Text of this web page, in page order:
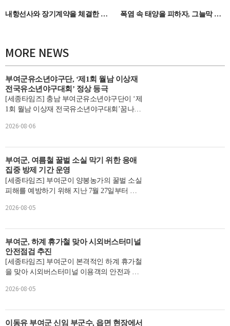
내항선사와 장기계약을 체결한 우수 화주님의 세액을 공제해 드립니다 폭염 속 태양을 피하자, 그늘막 설치 확대
MORE NEWS
부여군유소년야구단, ‘제1회 월남 이상재
전국유소년야구대회’ 정상 등극
[세종타임즈] 충남 부여군유소년야구단이 ‘제
1회 월남 이상재 전국유소년야구대회’꿈나무
극했다.이번 대...
2026-08-06
부여군, 여름철 꿀벌 소실 막기 위한 응애
집중 방제 기간 운영
[세종타임즈] 부여군이 양봉농가의 꿀벌 소실
피해를 예방하기 위해 지난 7월 27일부터 오
간’을 운영한...
2026-08-05
부여군, 하계 휴가철 맞아 시외버스터미널
안전점검 추진
[세종타임즈] 부여군이 본격적인 하계 휴가철
을 맞아 시외버스터미널 이용객의 안전과 편
다.군은 지난 8월 ...
2026-08-05
이동유 부여군 신임 부군수, 읍면 현장에서